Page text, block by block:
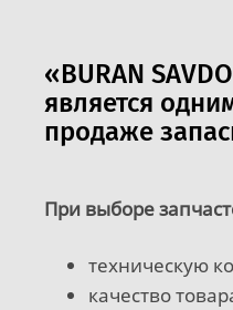
«BURAN
является
продаже
При выборе
техническую
качество